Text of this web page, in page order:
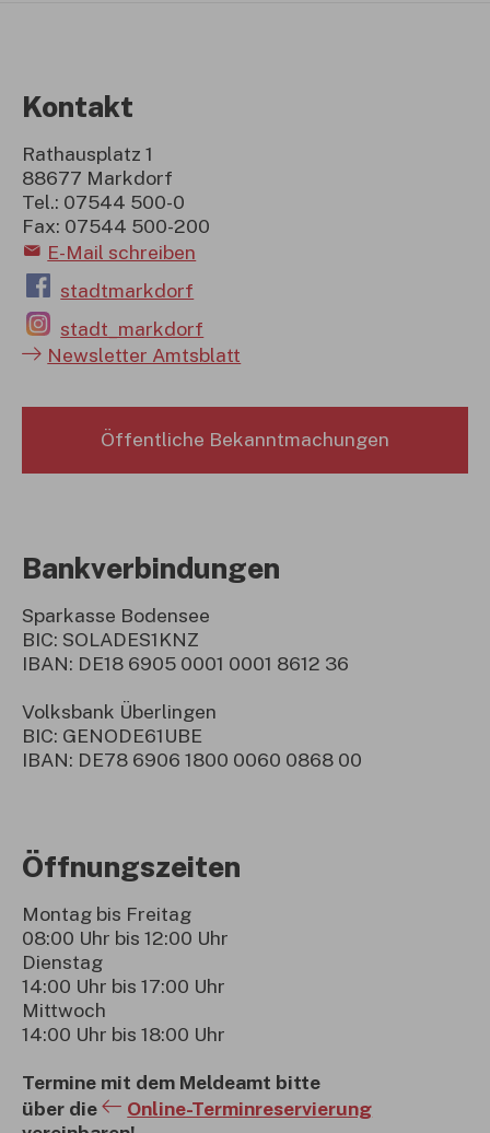
Kontakt
Rathausplatz 1
88677 Markdorf
Tel.: 07544 500-0
Fax: 07544 500-200
E-Mail schreiben
stadtmarkdorf
stadt_markdorf
Newsletter Amtsblatt
Öffentliche Bekanntmachungen
Bankverbindungen
Sparkasse Bodensee
BIC: SOLADES1KNZ
IBAN: DE18 6905 0001 0001 8612 36
Volksbank Überlingen
BIC: GENODE61UBE
IBAN: DE78 6906 1800 0060 0868 00
Öffnungszeiten
Montag bis Freitag
08:00 Uhr bis 12:00 Uhr
Dienstag
14:00 Uhr bis 17:00 Uhr
Mittwoch
14:00 Uhr bis 18:00 Uhr
Termine mit dem Meldeamt bitte
über die
Online-Terminreservierung